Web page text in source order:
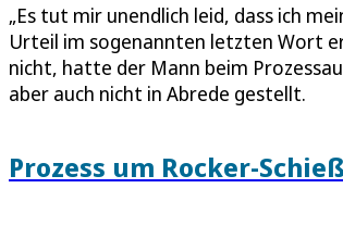
„Es tut mir unendlich leid, dass ich
Urteil im sogenannten letzten Wort
nicht, hatte der Mann beim
aber auch nicht in Abrede gestellt.
Prozess um Rocker-